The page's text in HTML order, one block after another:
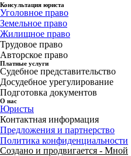
Консультация юриста
Уголовное право
Земельное право
Жилищное право
Трудовое право
Авторское право
Платные услуги
Судебное представительство
Досудебное урегулирование
Подготовка документов
О нас
Юристы
Контактная информация
Предложения и партнерство
Политика конфиденциальности
Создано и продвигается - Мной